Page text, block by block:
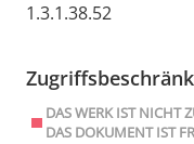
1.3.1.38.52
DAS WERK IST NICHT
DAS DOKUMENT IST